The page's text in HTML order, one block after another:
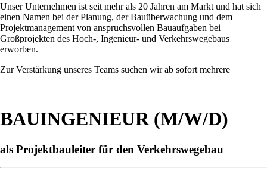
Unser Unternehmen ist seit mehr als 20 Jahren am Markt und hat sich
einen Namen bei der Planung, der Bauüberwachung und dem
Projektmanagement von anspruchsvollen Bauaufgaben bei
Großprojekten des Hoch-, Ingenieur- und Verkehrswegebaus
erworben.
Zur Verstärkung unseres Teams suchen wir ab sofort mehrere
BAUINGENIEUR (M/W/D)
als Projektbauleiter für den Verkehrswegebau